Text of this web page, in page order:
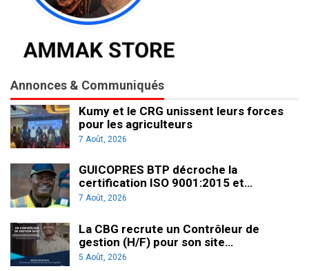
Annonces & Communiqués
Kumy et le CRG unissent leurs forces
pour les agriculteurs
7 Août, 2026
GUICOPRES BTP décroche la
certification ISO 9001:2015 et…
7 Août, 2026
La CBG recrute un Contrôleur de
gestion (H/F) pour son site…
5 Août, 2026